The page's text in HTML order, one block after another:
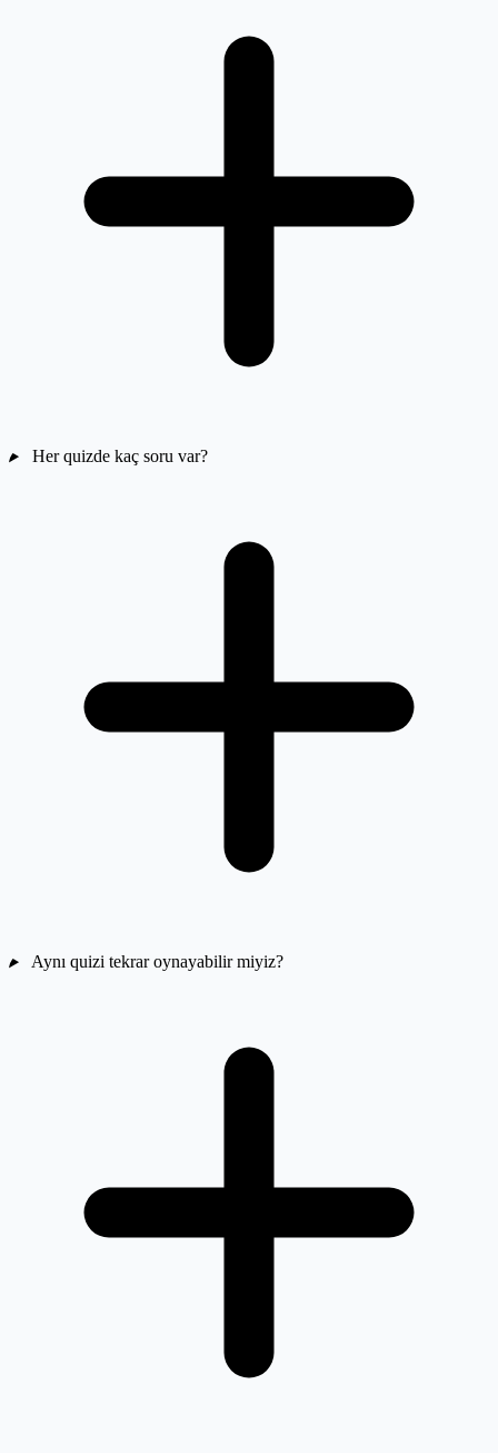
Her quizde kaç soru var?
Aynı quizi tekrar oynayabilir miyiz?